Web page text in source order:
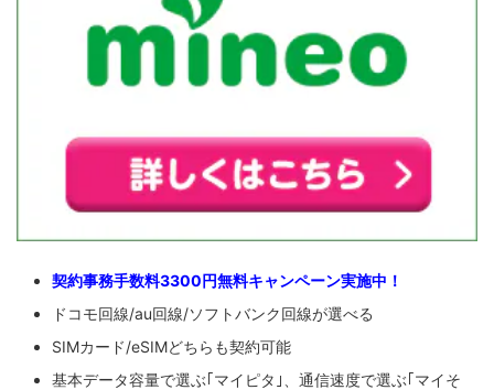
契約事務手数料3300円無料キャンペーン実施中！
ドコモ回線/au回線/ソフトバンク回線が選べる
SIMカード/eSIMどちらも契約可能
基本データ容量で選ぶ｢マイピタ｣、通信速度で選ぶ｢マイそ